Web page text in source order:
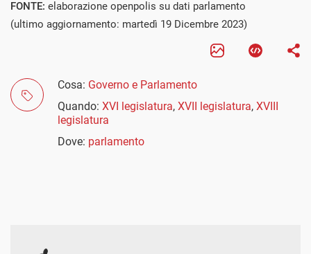
FONTE: elaborazione openpolis su dati parlamento
(ultimo aggiornamento: martedì 19 Dicembre 2023)
Cosa: Governo e Parlamento
Quando: XVI legislatura, XVII legislatura, XVIII
legislatura
Dove: parlamento